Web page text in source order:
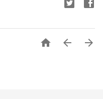
  